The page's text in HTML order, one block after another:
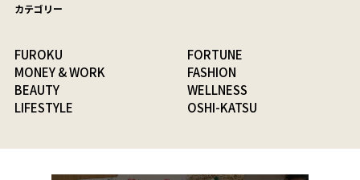
カテゴリー
FUROKU
FORTUNE
MONEY & WORK
FASHION
BEAUTY
WELLNESS
LIFESTYLE
OSHI-KATSU